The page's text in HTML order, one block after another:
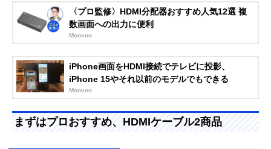
〈プロ監修〉HDMI分配器おすすめ人気12選 複
数画面への出力に便利
Moovoo
iPhone画面をHDMI接続でテレビに投影、
iPhone 15やそれ以前のモデルでもできる
Moovoo
まずはプロおすすめ、HDMIケーブル2商品